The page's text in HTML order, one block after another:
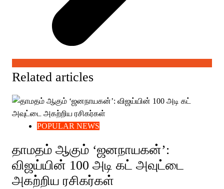
Related articles
POPULAR NEWS
தாமதம் ஆகும் ‘ஜனநாயகன்’:
விஜய்யின் 100 அடி கட் அவுட்டை
அகற்றிய ரசிகர்கள்